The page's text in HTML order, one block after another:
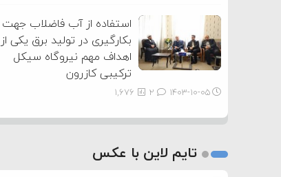
استفاده از آب فاضلاب جهت
بکارگیری در تولید برق یکی از
اهداف مهم نیروگاه سیکل
ترکیبی کازرون
۱۴۰۳-۱۰-۰۵ 1,676
تایم لاین با عکس